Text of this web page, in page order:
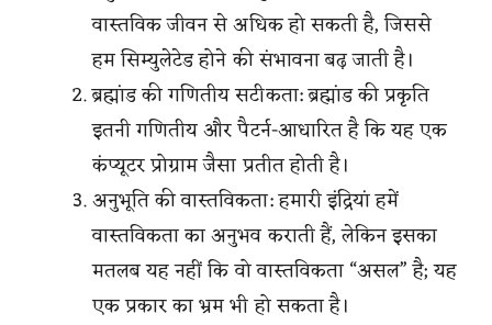
वास्तविक जीवन से अधिक हो सकती है, जिससे
हम सिम्युलेटेड होने की संभावना बढ़ जाती है।
ब्रह्मांड की गणितीय सटीकता: ब्रह्मांड की प्रकृति
इतनी गणितीय और पैटर्न-आधारित है कि यह एक
कंप्यूटर प्रोग्राम जैसा प्रतीत होती है।
अनुभूति की वास्तविकता: हमारी इंद्रियां हमें
वास्तविकता का अनुभव कराती हैं, लेकिन इसका
मतलब यह नहीं कि वो वास्तविकता “असल” है; यह
एक प्रकार का भ्रम भी हो सकता है।